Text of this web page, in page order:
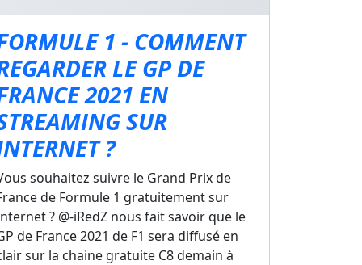
1 - COMMENT
LE GP DE
2021 EN
SUR
?
souhaitez suivre le Grand Prix de
de Formule 1 gratuitement sur
? @-iRedZ nous fait savoir que le
de France 2021 de F1 sera diffusé en
sur la chaine gratuite C8 demain à